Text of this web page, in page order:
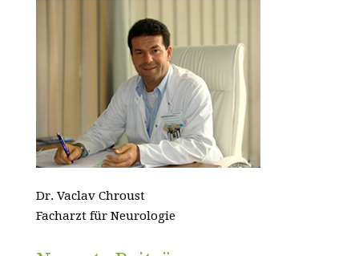
Dr. Vaclav Chroust
Facharzt für Neurologie